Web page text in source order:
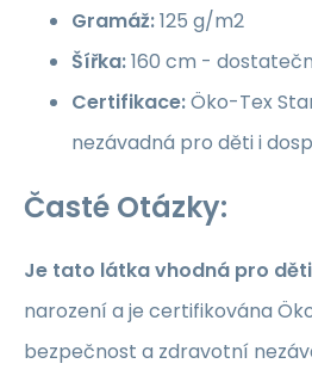
Gramáž:125 g/m2
Šířka:160 cm -
Certifikace:Öko-Tex
nezávadná pro děti i
Časté Otázky:
Je tato látka vhodná pro
narození a je certifikována
bezpečnost a zdravotní